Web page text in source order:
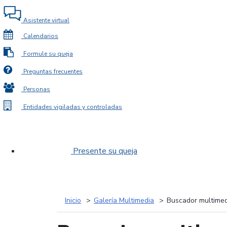
Asistente virtual
Calendarios
Formule su queja
Preguntas frecuentes
Personas
Entidades vigiladas y controladas
Presente su queja
Inicio Galería Multimedia Buscador